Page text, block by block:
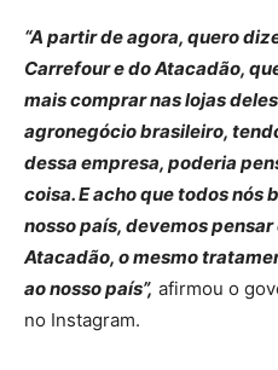
“A partir de agora, quero
Carrefour e do Atacadão,
mais comprar nas lojas
agronegócio brasileiro,
dessa empresa, poderia
coisa. E acho que todos nós
nosso país, devemos
Atacadão, o mesmo
ao nosso país”, afirmou o
no Instagram.